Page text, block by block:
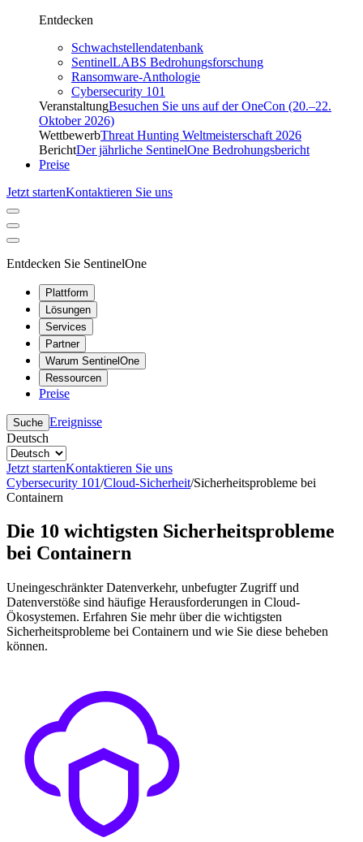
Entdecken
Schwachstellendatenbank
SentinelLABS Bedrohungsforschung
Ransomware-Anthologie
Cybersecurity 101
VeranstaltungBesuchen Sie uns auf der OneCon (20.–22.
Oktober 2026)
WettbewerbThreat Hunting Weltmeisterschaft 2026
BerichtDer jährliche SentinelOne Bedrohungsbericht
Preise
Jetzt startenKontaktieren Sie uns
Entdecken Sie SentinelOne
Plattform
Lösungen
Services
Partner
Warum SentinelOne
Ressourcen
Preise
Suche Ereignisse
Deutsch
Jetzt startenKontaktieren Sie uns
Cybersecurity 101/Cloud-Sicherheit/Sicherheitsprobleme bei
Containern
Die 10 wichtigsten Sicherheitsprobleme
bei Containern
Uneingeschränkter Datenverkehr, unbefugter Zugriff und
Datenverstöße sind häufige Herausforderungen in Cloud-
Ökosystemen. Erfahren Sie mehr über die wichtigsten
Sicherheitsprobleme bei Containern und wie Sie diese beheben
können.